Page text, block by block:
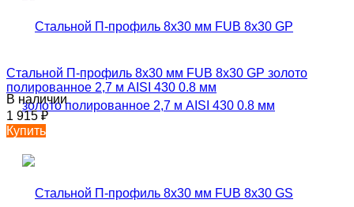
Стальной П-профиль 8х30 мм FUB 8х30 GP золото
полированное 2,7 м AISI 430 0.8 мм
В наличии
1 915₽
Купить